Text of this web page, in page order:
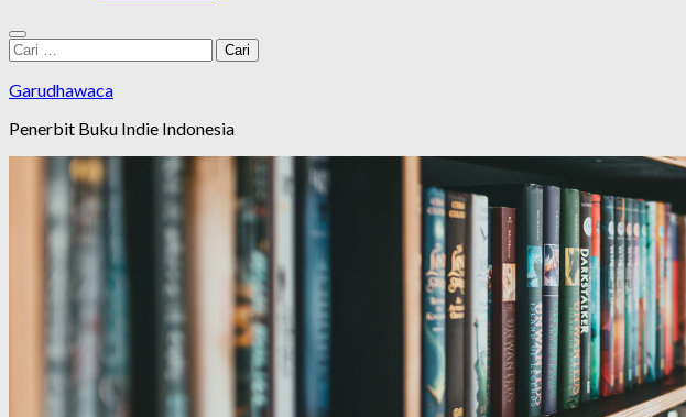
Cari
untuk:
Garudhawaca
Penerbit Buku Indie Indonesia